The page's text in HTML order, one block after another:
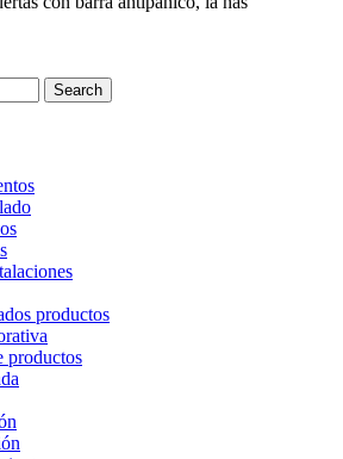
Search
productos
productos